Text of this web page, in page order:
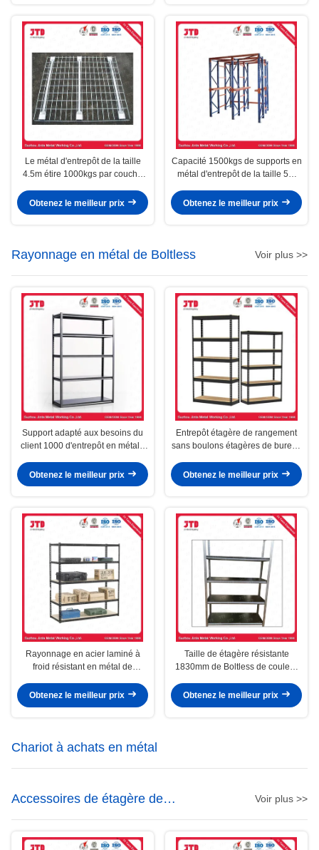
Le métal d'entrepôt de la taille
4.5m étire 1000kgs par couche
Obtenez le meilleur prix
Capacité 1500kgs de supports en
métal d'entrepôt de la taille 5m
Obtenez le meilleur prix
Rayonnage en métal de Boltless Voir plus >>
Support adapté aux besoins du
client 1000 d'entrepôt en métal -
Obtenez le meilleur prix
Entrepôt étagère de rangement
sans boulons étagères de bureau
métalliques
Obtenez le meilleur prix
Rayonnage en acier laminé à
froid résistant en métal de
d'entrepôt
Obtenez le meilleur prix
Taille de étagère résistante
1830mm de Boltless de couleur
Obtenez le meilleur prix
Chariot à achats en métal
Accessoires de étagère de
supermarché
Voir plus >>